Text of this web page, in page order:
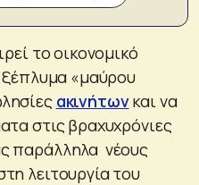
το οικονομικό
ξέπλυμα «μαύρου
ακινήτωνκαι να
στις βραχυχρόνιες
παράλληλα νέους
λειτουργία του